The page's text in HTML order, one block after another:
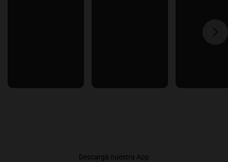
Descargá nuestra App